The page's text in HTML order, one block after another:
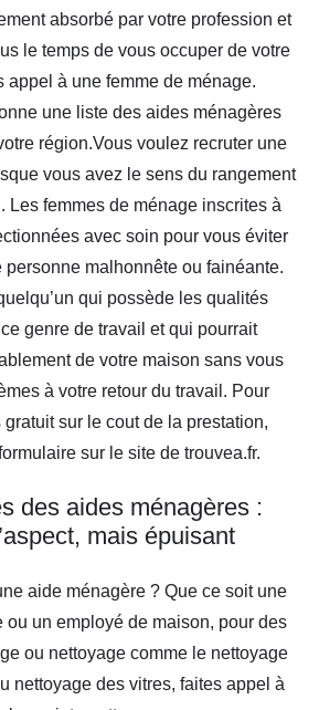
absorbé par votre profession et
le temps de vous occuper de votre
appel à une femme de ménage.
une liste des aides ménagères
région.Vous voulez recruter une
vous avez le sens du rangement
Les femmes de ménage inscrites à
avec soin pour vous éviter
personne malhonnête ou fainéante.
qui possède les qualités
genre de travail et qui pourrait
de votre maison sans vous
à votre retour du travail. Pour
sur le cout de la prestation,
sur le site de trouvea.fr.
des aides ménagères :
mais épuisant
aide ménagère ? Que ce soit une
ou un employé de maison, pour des
ou nettoyage comme le nettoyage
nettoyage des vitres, faites appel à